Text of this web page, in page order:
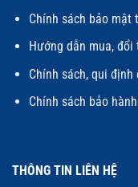
Chính sách bảo mật
Hướng dẫn mua, đổi
Chính sách, qui định
Chính sách bảo hành
THÔNG TIN LIÊN HỆ